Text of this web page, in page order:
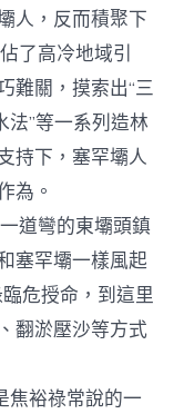
人，反而積聚下
了高冷地域引
難關，摸索出“三
法”等一系列造林
持下，塞罕壩人
為。
道彎的東壩頭鎮
塞罕壩一樣風起
危授命，到這里
翻淤壓沙等方式
裕祿常說的一